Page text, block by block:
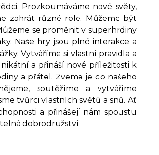
Prozkoumáváme nové světy,
zahrát různé role. Můžeme být
se proměnit v superhrdiny
Naše hry jsou plné interakce a
Vytváříme si vlastní pravidla a
a přináší nové příležitosti k
a přátel. Zveme je do našeho
soutěžíme a vytváříme
tvůrci vlastních světů a snů. Ať
a přinášejí nám spoustu
dobrodružství!